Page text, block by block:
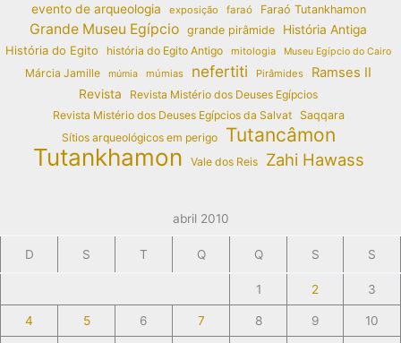
evento de arqueologia exposição faraó Faraó Tutankhamon
Grande Museu Egípcio grande pirâmide
História Antiga
História do Egito
história do Egito Antigo mitologia Museu Egípcio do Cairo
Márcia Jamille múmia múmias nefertiti Pirâmides Ramses II
Revista
Revista Mistério dos Deuses Egípcios
Revista Mistério dos Deuses Egípcios da Salvat
Saqqara
Sítios arqueológicos em perigo
Tutancâmon
Tutankhamon Vale dos Reis Zahi Hawass
abril 2010
D S T Q Q S S
1 2 3
4 5 6 7 8 9 10